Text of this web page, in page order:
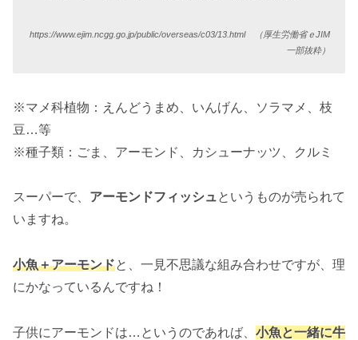
https://www.ejim.ncgg.go.jp/public/overseas/c03/13.html （厚生労働省ｅJIM
一部抜粋）
※マメ科植物：えんどうまめ、いんげん、ソラマメ、枝
豆…等
※種子類：ごま、アーモンド、カシューナッツ、クルミ
スーパーで、 アーモンドフィッシュというものが売られて
いますね。
小魚＋アーモンドと、一見不思議な組み合わせですが、理
にかなっているんですね！
子供にアーモンドは…というのであれば、 小魚と一緒に牛